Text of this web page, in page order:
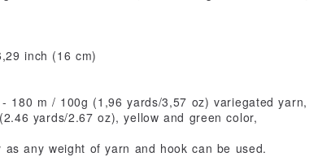
inch (16 cm)
180 m / 100g (1,96 yards/3,57 oz) variegated yarn,
yards/2.67 oz), yellow and green color,
any weight of yarn and hook can be used.